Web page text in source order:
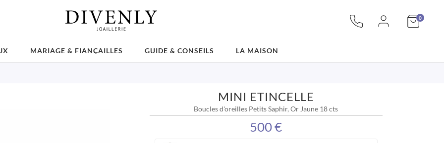
Mon
0articles
MARIAGE & FIANÇAILLES GUIDE & CONSEILS LA MAISON
MINI ETINCELLE
Boucles d'oreilles Petits Saphir, Or Jaune 18 cts
500 €